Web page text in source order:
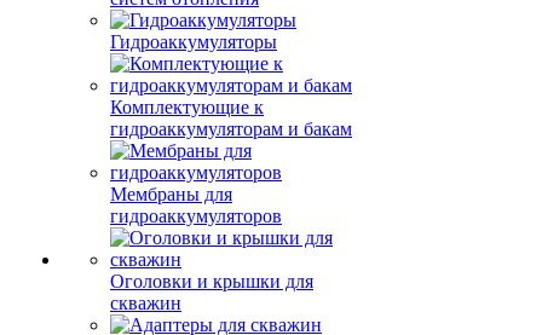
Гидроаккумуляторы
Комплектующие к
гидроаккумуляторам и бакам
Мембраны для
гидроаккумуляторов
Оголовки и крышки для
скважин